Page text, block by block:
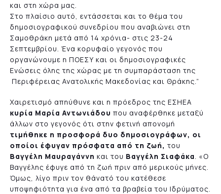
και στη χώρα μας.
Στο πλαίσιο αυτό, εντάσσεται και το θέμα του
δημοσιογραφικού συνεδρίου που αναβιώνει στη
Σαμοθράκη μετά από 14 χρόνια- στις 23-24
Σεπτεμβρίου. Ένα κορυφαίο γεγονός που
οργανώνουμε η ΠΟΕΣΥ και οι δημοσιογραφικές
Ενώσεις όλης της χώρας με τη συμπαράσταση της
Περιφέρειας Ανατολικής Μακεδονίας και Θράκης.”
Χαιρετισμό απηύθυνε και η πρόεδρος της ΕΣΗΕΑ
κυρία Μαρία Αντωνιάδου που αναφέρθηκε μεταξύ
άλλων στο γεγονός ότι στην φετινή απονομή
τιμήθηκε η προσφορά δυο δημοσιογράφων, οι
οποίοι έφυγαν πρόσφατα από τη ζωή, του
Βαγγέλη Μαυραγάννη και του Βαγγέλη Σιαφάκα. «Ο
Βαγγέλης έφυγε από τη ζωή πριν από μερικούς μήνες.
Όμως, λίγο πριν τον θάνατό του κατέθεσε
υποψηφιότητα για ένα από τα βραβεία του Ιδρύματος.